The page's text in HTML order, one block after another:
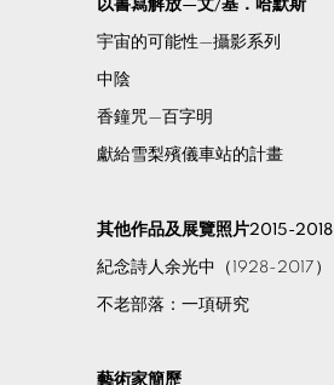
以書寫解放—文/基．哈默斯
宇宙的可能性—攝影系列
中陰
香鐘咒—百字明
獻給雪梨殯儀車站的計畫
其他作品及展覽照片2015-2018
紀念詩人余光中（1928-2017）
不老部落：一項研究
藝術家簡歷